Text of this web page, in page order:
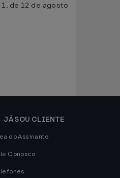
de 12 de agosto
JÁ SOU CLIENTE
do Assinante
Conosco